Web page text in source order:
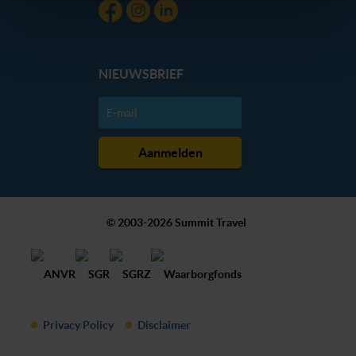
dan hieronder jouw voorkeuren aan. Goed om te weten:
je kunt jouw voorkeuren altijd aanpassen. Klik daarvoor
cookie aangeven of je die wel of niet wilt toestaan.
We werken samen met
kunnen ontvangen en verwerken.
NIEUWSBRIEF
© 2003-2026 Summit Travel
Privacy Policy Disclaimer